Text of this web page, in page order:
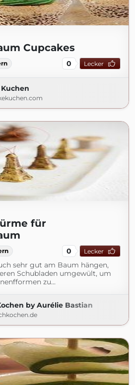
Cupcakes
0 Lecker
für
0 Lecker
sehr gut am Baum hängen,
Schubladen umgewült, um
zu...
by Aurélie Bastian